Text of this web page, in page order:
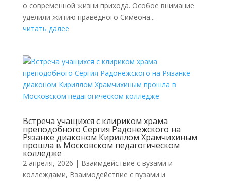
о современной жизни прихода. Особое внимание
уделили житию праведного Симеона...
читать далее
Встреча учащихся с клириком храма
преподобного Сергия Радонежского на
Рязанке диаконом Кириллом Храмчихиным
прошла в Московском педагогическом
колледже
2 апреля, 2026 | Взаимдействие с вузами и
коллеждами, Взаимодействие с вузами и